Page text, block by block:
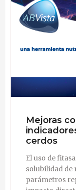
Mejoras
cerdos
El uso de
solubilidad de
parámetros